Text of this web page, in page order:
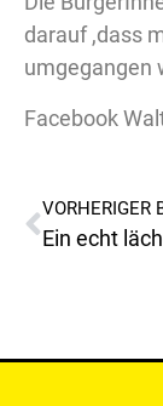
darauf ,dass
umgegangen
Facebook